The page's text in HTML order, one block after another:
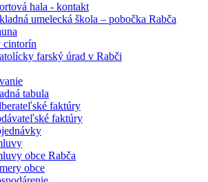
hala - kontakt
umelecká škola – pobočka Rabča
cintorín
farský úrad v Rabči
tabula
faktúry
faktúry
obce Rabča
obce